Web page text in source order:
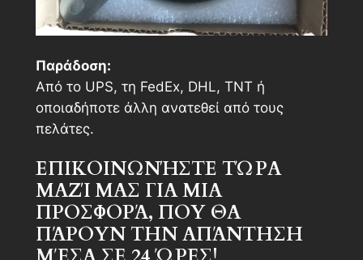
Παράδοση:
Από το UPS, τη FedEx, DHL, TNT ή
οποιαδήποτε άλλη ανατεθεί από τους
πελάτες.
ΕΠΙΚΟΙΝΩΝΉΣΤΕ ΤΏΡΑ
ΜΑΖΊ ΜΑΣ ΓΙΑ ΜΙΑ
ΠΡΟΣΦΟΡΆ, ΠΟΥ ΘΑ
ΠΆΡΟΥΝ ΤΗΝ ΑΠΆΝΤΗΣΗ